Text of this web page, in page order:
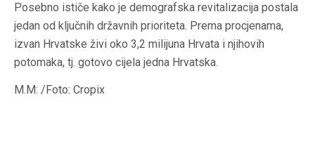
Posebno ističe kako je demografska revitalizacija postala
jedan od ključnih državnih prioriteta. Prema procjenama,
izvan Hrvatske živi oko 3,2 milijuna Hrvata i njihovih
potomaka, tj. gotovo cijela jedna Hrvatska.
M.M: /Foto: Cropix